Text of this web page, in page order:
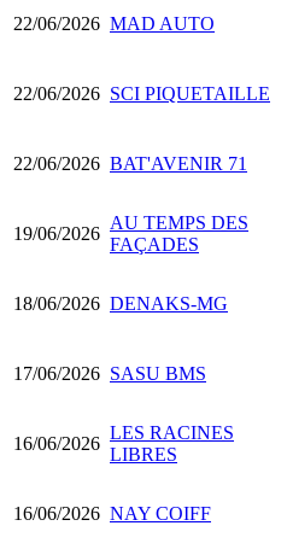
22/06/2026 MAD AUTO
22/06/2026 SCI PIQUETAILLE
22/06/2026 BAT'AVENIR 71
19/06/2026
AU TEMPS DES
FAÇADES
18/06/2026 DENAKS-MG
17/06/2026 SASU BMS
16/06/2026
LES RACINES
LIBRES
16/06/2026 NAY COIFF